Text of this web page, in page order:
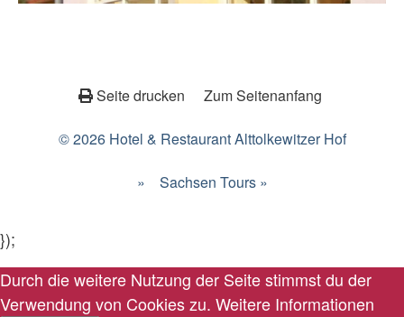
Seite drucken Zum Seitenanfang
© 2026 Hotel & Restaurant Alttolkewitzer Hof
» Sachsen Tours »
});
Durch die weitere Nutzung der Seite stimmst du der
Verwendung von Cookies zu. Weitere Informationen